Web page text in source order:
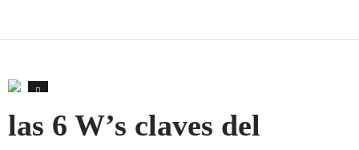
0
las 6 W’s claves del